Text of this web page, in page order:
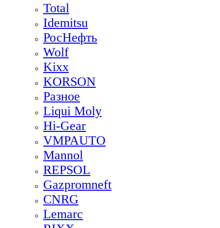
Total
Idemitsu
РосНефть
Wolf
Kixx
KORSON
Разное
Liqui Moly
Hi-Gear
VMPAUTO
Mannol
REPSOL
Gazpromneft
CNRG
Lemarc